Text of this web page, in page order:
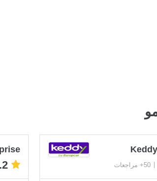
50+ مراجعات